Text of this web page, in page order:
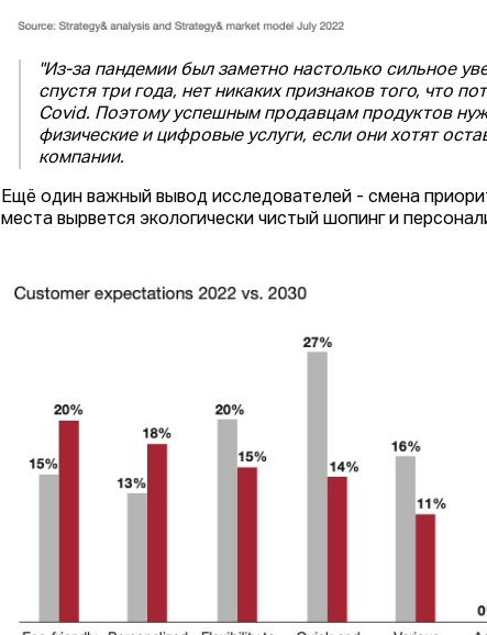
"Из-за пандемии был заметно настолько сильное
спустя три года, нет никаких признаков того, что
Covid. Поэтому успешным продавцам продуктов
физические и цифровые услуги, если они хотят
компании.
Ещё один важный вывод исследователей - смена
места вырвется экологически чистый шопинг и